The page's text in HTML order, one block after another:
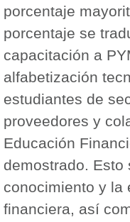
porcentaje
porcentaje se
capacitación a
alfabetización
estudiantes de
proveedores y
Educación
demostrado.
conocimiento y la
financiera, así